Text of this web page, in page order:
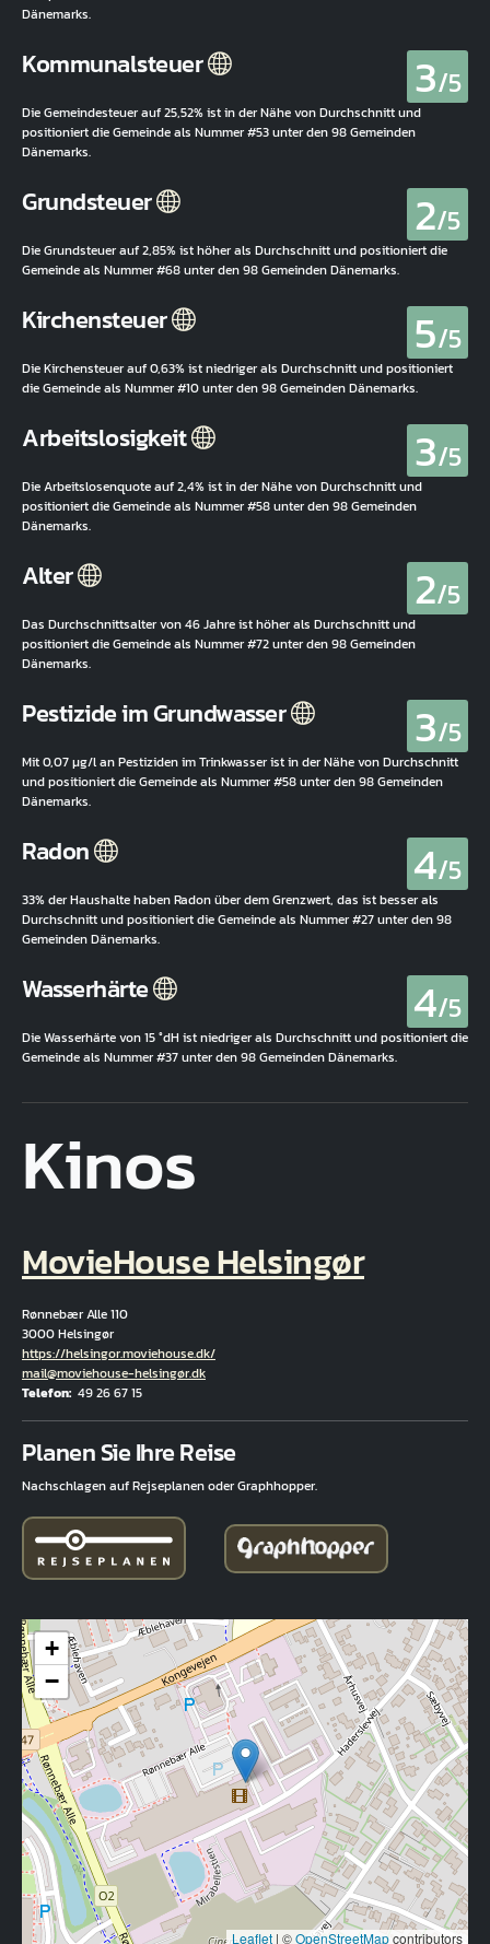
Dänemarks.
Kommunalsteuer 3/5
Die Gemeindesteuer auf 25,52% ist in der Nähe von Durchschnitt und
positioniert die Gemeinde als Nummer #53 unter den 98 Gemeinden
Dänemarks.
Grundsteuer 2/5
Die Grundsteuer auf 2,85% ist höher als Durchschnitt und positioniert die
Gemeinde als Nummer #68 unter den 98 Gemeinden Dänemarks.
Kirchensteuer 5/5
Die Kirchensteuer auf 0,63% ist niedriger als Durchschnitt und positioniert
die Gemeinde als Nummer #10 unter den 98 Gemeinden Dänemarks.
Arbeitslosigkeit 3/5
Die Arbeitslosenquote auf 2,4% ist in der Nähe von Durchschnitt und
positioniert die Gemeinde als Nummer #58 unter den 98 Gemeinden
Dänemarks.
Alter 2/5
Das Durchschnittsalter von 46 Jahre ist höher als Durchschnitt und
positioniert die Gemeinde als Nummer #72 unter den 98 Gemeinden
Dänemarks.
Pestizide im Grundwasser 3/5
Mit 0,07 µg/l an Pestiziden im Trinkwasser ist in der Nähe von Durchschnitt
und positioniert die Gemeinde als Nummer #58 unter den 98 Gemeinden
Dänemarks.
Radon 4/5
33% der Haushalte haben Radon über dem Grenzwert, das ist besser als
Durchschnitt und positioniert die Gemeinde als Nummer #27 unter den 98
Gemeinden Dänemarks.
Wasserhärte 4/5
Die Wasserhärte von 15 °dH ist niedriger als Durchschnitt und positioniert die
Gemeinde als Nummer #37 unter den 98 Gemeinden Dänemarks.
Kinos
MovieHouse Helsingør
Rønnebær Alle 110
3000 Helsingør
Hjemmeside
https://helsingor.moviehouse.dk/
E-Mail
mail@moviehouse-helsingør.dk
Telefon 49 26 67 15
Planen Sie Ihre Reise
Nachschlagen auf Rejseplanen oder Graphhopper.
+
−
Leaflet | ©OpenStreetMapcontributors